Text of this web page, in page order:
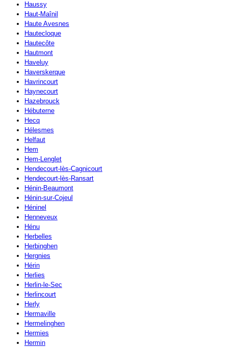
Haussy
Haut-Maînil
Haute Avesnes
Hautecloque
Hautecôte
Hautmont
Haveluy
Haverskerque
Havrincourt
Haynecourt
Hazebrouck
Hébuterne
Hecq
Hélesmes
Helfaut
Hem
Hem-Lenglet
Hendecourt-lès-Cagnicourt
Hendecourt-lès-Ransart
Hénin-Beaumont
Hénin-sur-Cojeul
Héninel
Henneveux
Hénu
Herbelles
Herbinghen
Hergnies
Hérin
Herlies
Herlin-le-Sec
Herlincourt
Herly
Hermaville
Hermelinghen
Hermies
Hermin